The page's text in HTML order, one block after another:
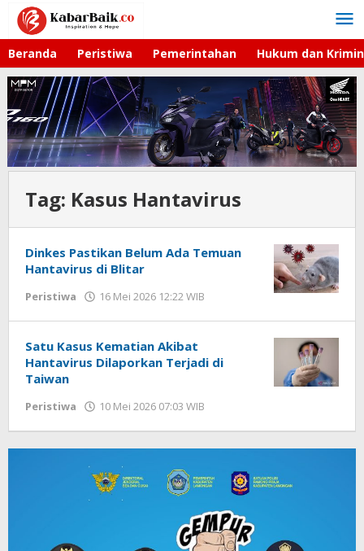
Lewati
konten
Beranda Peristiwa Pemerintahan Hukum dan
Tag: Kasus Hantavirus
Dinkes Pastikan Belum Ada Temuan
Hantavirus di Blitar
Peristiwa 16 Mei 2026 12:22 WIB
Satu Kasus Kematian Akibat
Hantavirus Dilaporkan Terjadi di
Taiwan
Peristiwa 10 Mei 2026 07:03 WIB